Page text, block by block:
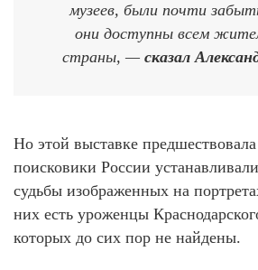
музеев, были почти
они доступны всем
страны, — сказал
Но этой выставке
поисковики России
судьбы изображенных на
них есть уроженцы
которых до сих пор не найдены.